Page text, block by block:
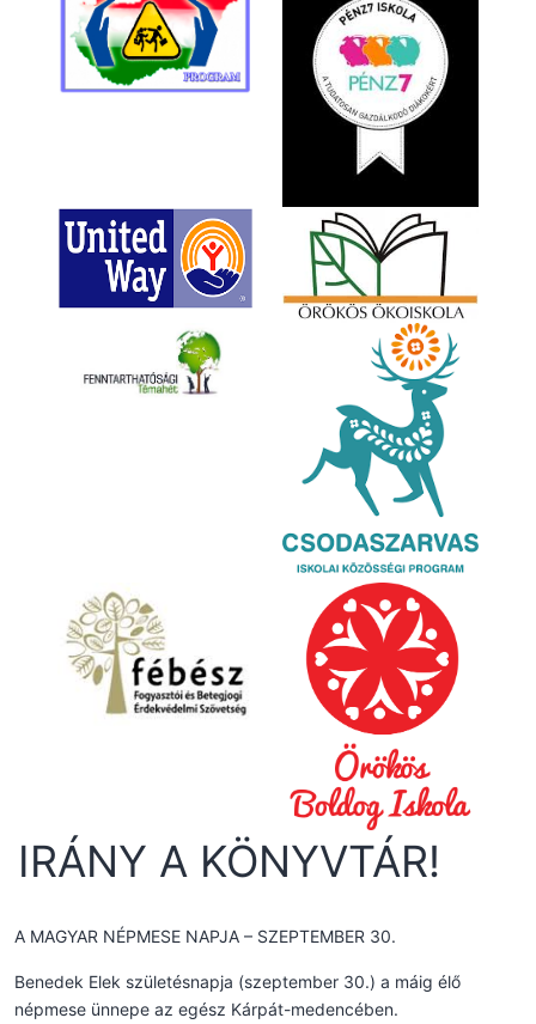
IRÁNY A KÖNYVTÁR!
A MAGYAR NÉPMESE NAPJA – SZEPTEMBER 30.
Benedek Elek születésnapja (szeptember 30.) a máig élő
népmese ünnepe az egész Kárpát-medencében.